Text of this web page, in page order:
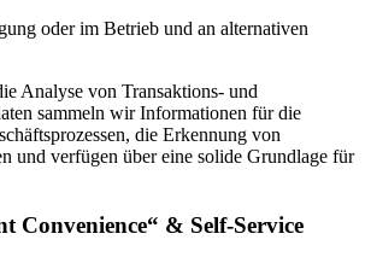
oder im Betrieb und an alternativen
Analyse von Transaktions- und
sammeln wir Informationen für die
die Erkennung von
und verfügen über eine solide Grundlage für
Convenience“ & Self-Service